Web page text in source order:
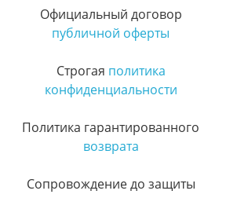
Официальный договор
публичной оферты
Строгая политика
конфиденциальности
Политика гарантированного
возврата
Сопровождение до защиты